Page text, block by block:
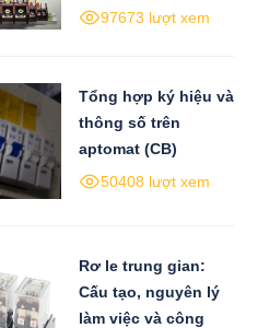
97673 lượt xem
Tổng hợp ký hiệu và
thông số trên
aptomat (CB)
50408 lượt xem
Rơ le trung gian:
Cấu tạo, nguyên lý
làm việc và công